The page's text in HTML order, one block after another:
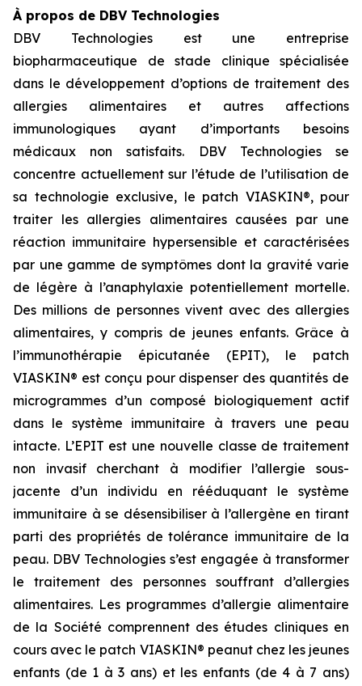
À propos de DBV Technologies
DBV Technologies est une entreprise
biopharmaceutique de stade clinique spécialisée
dans le développement d’options de traitement des
allergies alimentaires et autres affections
immunologiques ayant d’importants besoins
médicaux non satisfaits. DBV Technologies se
concentre actuellement sur l’étude de l’utilisation de
sa technologie exclusive, le patch VIASKIN®, pour
traiter les allergies alimentaires causées par une
réaction immunitaire hypersensible et caractérisées
par une gamme de symptômes dont la gravité varie
de légère à l’anaphylaxie potentiellement mortelle.
Des millions de personnes vivent avec des allergies
alimentaires, y compris de jeunes enfants. Grâce à
l’immunothérapie épicutanée (EPIT), le patch
VIASKIN® est conçu pour dispenser des quantités de
microgrammes d’un composé biologiquement actif
dans le système immunitaire à travers une peau
intacte. L’EPIT est une nouvelle classe de traitement
non invasif cherchant à modifier l’allergie sous-
jacente d’un individu en rééduquant le système
immunitaire à se désensibiliser à l’allergène en tirant
parti des propriétés de tolérance immunitaire de la
peau. DBV Technologies s’est engagée à transformer
le traitement des personnes souffrant d’allergies
alimentaires. Les programmes d’allergie alimentaire
de la Société comprennent des études cliniques en
cours avec le patch VIASKIN® peanut chez les jeunes
enfants (de 1 à 3 ans) et les enfants (de 4 à 7 ans)